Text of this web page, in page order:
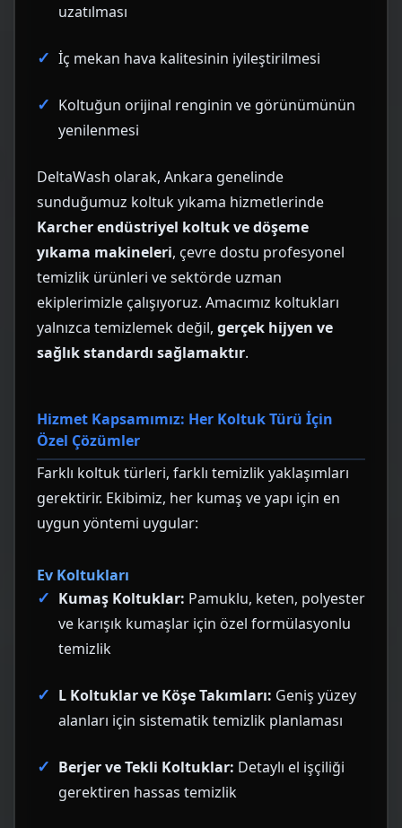
uzatılması
İç mekan hava kalitesinin iyileştirilmesi
Koltuğun orijinal renginin ve görünümünün
yenilenmesi
DeltaWash olarak, Ankara genelinde
sunduğumuz koltuk yıkama hizmetlerinde
Karcher endüstriyel koltuk ve döşeme
yıkama makineleri, çevre dostu profesyonel
temizlik ürünleri ve sektörde uzman
ekiplerimizle çalışıyoruz. Amacımız koltukları
yalnızca temizlemek değil, gerçek hijyen ve
sağlık standardı sağlamaktır.
Hizmet Kapsamımız: Her Koltuk Türü İçin
Özel Çözümler
Farklı koltuk türleri, farklı temizlik yaklaşımları
gerektirir. Ekibimiz, her kumaş ve yapı için en
uygun yöntemi uygular:
Ev Koltukları
Kumaş Koltuklar: Pamuklu, keten, polyester
ve karışık kumaşlar için özel formülasyonlu
temizlik
L Koltuklar ve Köşe Takımları: Geniş yüzey
alanları için sistematik temizlik planlaması
Berjer ve Tekli Koltuklar: Detaylı el işçiliği
gerektiren hassas temizlik